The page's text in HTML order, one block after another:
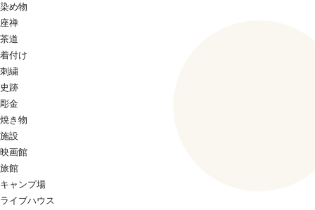
染め物
座禅
茶道
着付け
刺繍
史跡
彫金
焼き物
施設
映画館
旅館
キャンプ場
ライブハウス